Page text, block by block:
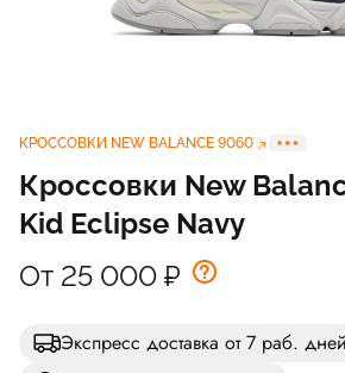
КРОССОВКИ NEW BALANCE 9060
Кроссовки New
Kid Eclipse Navy
От 25 000 ₽
Экспресс доставка от 7 раб. дней